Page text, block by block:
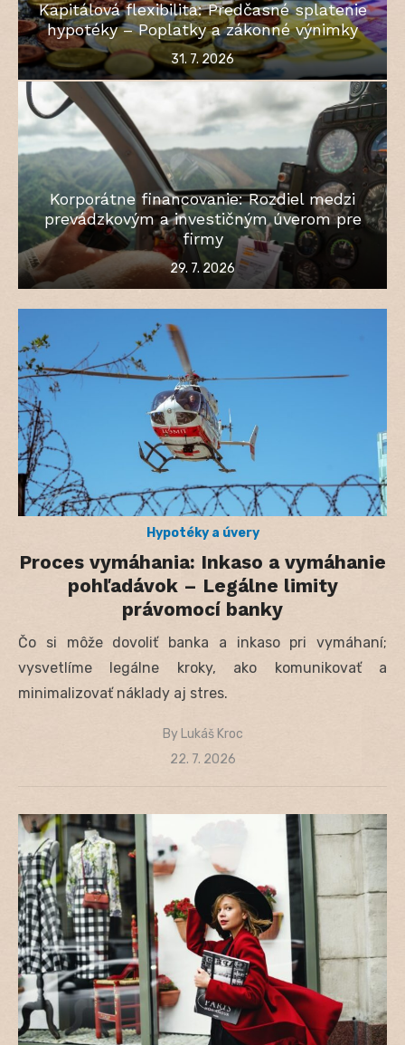
Kapitálová flexibilita: Predčasné splatenie
hypotéky – Poplatky a zákonné výnimky
Posted
on
31. 7. 2026
Korporátne financovanie: Rozdiel medzi
prevádzkovým a investičným úverom pre
firmy
Posted
on
29. 7. 2026
Hypotéky a úvery
Proces vymáhania: Inkaso a vymáhanie
pohľadávok – Legálne limity
právomocí banky
Čo si môže dovoliť banka a inkaso pri vymáhaní;
vysvetlíme legálne kroky, ako komunikovať a
minimalizovať náklady aj stres.
By Lukáš Kroc
Posted
22. 7. 2026